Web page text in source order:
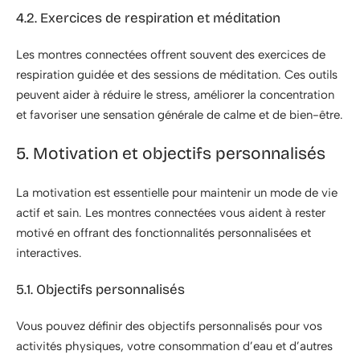
4.2. Exercices de respiration et méditation
Les montres connectées offrent souvent des exercices de
respiration guidée et des sessions de méditation. Ces outils
peuvent aider à réduire le stress, améliorer la concentration
et favoriser une sensation générale de calme et de bien-être.
5. Motivation et objectifs personnalisés
La motivation est essentielle pour maintenir un mode de vie
actif et sain. Les montres connectées vous aident à rester
motivé en offrant des fonctionnalités personnalisées et
interactives.
5.1. Objectifs personnalisés
Vous pouvez définir des objectifs personnalisés pour vos
activités physiques, votre consommation d’eau et d’autres